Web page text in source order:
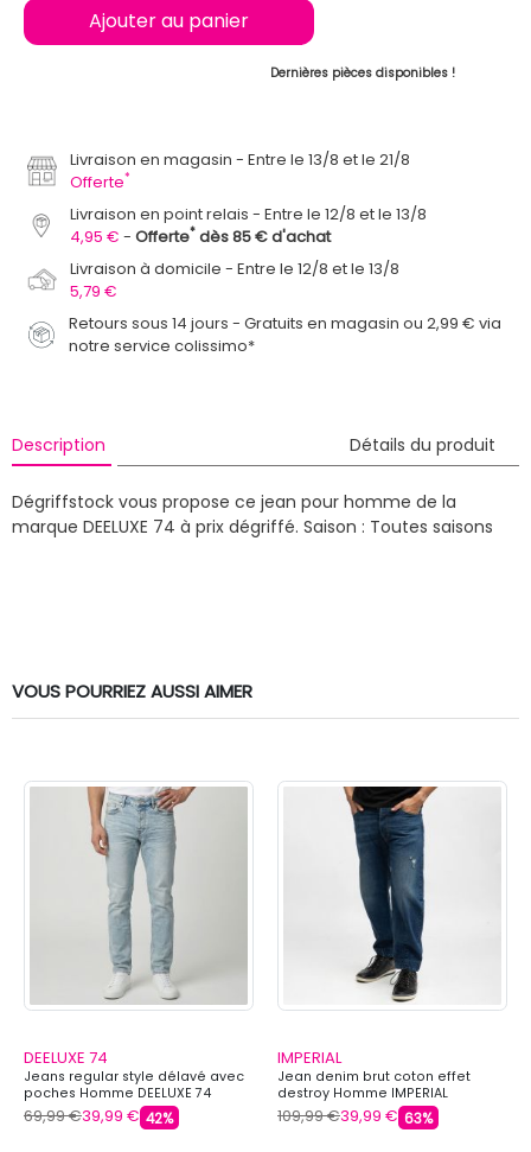
Ajouter au panier
Dernières pièces disponibles !
Livraison en magasin
Entre le 13/8 et le 21/8
Offerte*
Livraison en point relais
Entre le 12/8 et le 13/8
4,95 €
Offerte* dès 85 € d'achat
Livraison à domicile
Entre le 12/8 et le 13/8
5,79 €
Retours sous 14 jours - Gratuits en magasin ou 2,99 € via
notre service colissimo*
Description Détails du produit
Dégriffstock vous propose ce jean pour homme de la
marque DEELUXE 74 à prix dégriffé. Saison : Toutes saisons
VOUS POURRIEZ AUSSI AIMER
DEELUXE 74
Jeans regular style délavé avec
poches Homme DEELUXE 74
69,99 €39,99 € 42%
IMPERIAL
Jean denim brut coton effet
destroy Homme IMPERIAL
109,99 €39,99 € 63%